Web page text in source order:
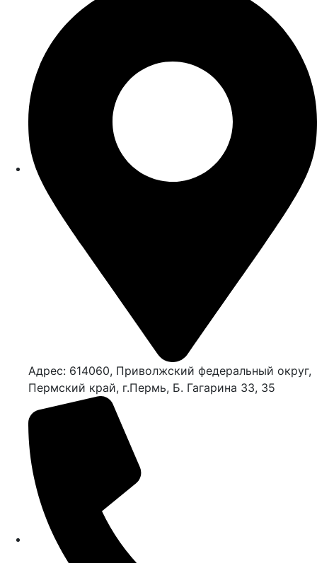
Адрес: 614060, Приволжский федеральный округ,
Пермский край, г.Пермь, Б. Гагарина 33, 35